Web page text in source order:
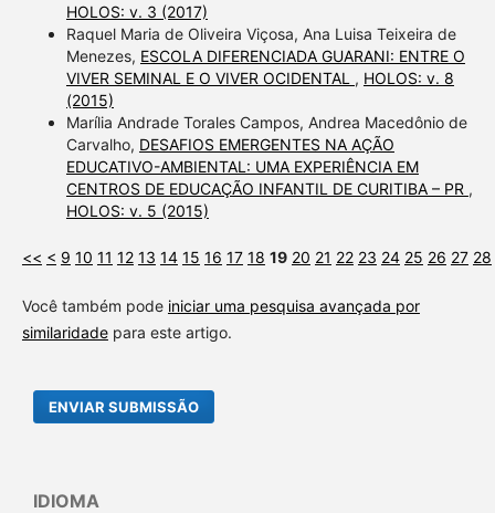
HOLOS: v. 3 (2017)
Raquel Maria de Oliveira Viçosa, Ana Luisa Teixeira de
Menezes, ESCOLA DIFERENCIADA GUARANI: ENTRE O
VIVER SEMINAL E O VIVER OCIDENTAL , HOLOS: v. 8
(2015)
Marília Andrade Torales Campos, Andrea Macedônio de
Carvalho, DESAFIOS EMERGENTES NA AÇÃO
EDUCATIVO-AMBIENTAL: UMA EXPERIÊNCIA EM
CENTROS DE EDUCAÇÃO INFANTIL DE CURITIBA – PR ,
HOLOS: v. 5 (2015)
<< < 9 10 11 12 13 14 15 16 17 18 19 20 21 22 23 24 25 26 27 28
Você também pode iniciar uma pesquisa avançada por
similaridadepara este artigo.
ENVIAR SUBMISSÃO
IDIOMA